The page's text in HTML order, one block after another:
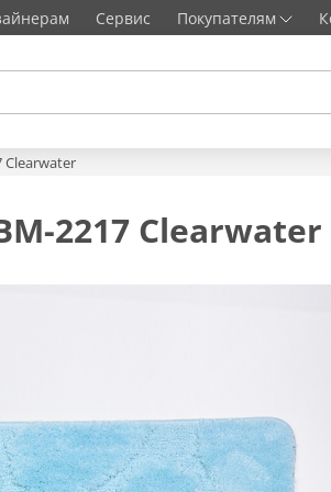
Сервис Покупателям
Clearwater
2217 Clearwater